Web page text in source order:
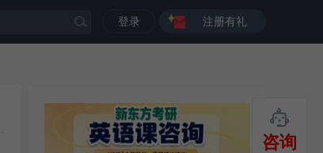
登录 注册有礼
咨询